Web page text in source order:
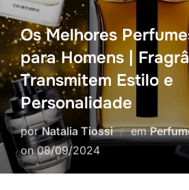
Os Melhores
para Homens |
Transmitem Estilo e
Personalidade
porNatalia Tiossi em
onPostado
em
08/09/2024